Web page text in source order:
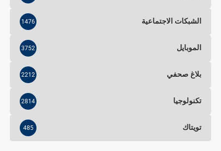
الشبكات الاجتماعية 1476
الموبايل 3752
بلاغ صحفي 2212
تكنولوجيا 2814
تويتاك 485